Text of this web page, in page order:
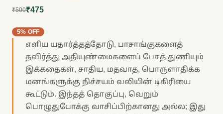
₹500₹475
5% OFF
எளிய யதார்த்தத்தோடு, பாசாங்குகளைத்
தவிர்த்து அதியுண்மைகளைப் பேசத் துணியும்
இக்கதைகள், சாதிய, மதவாத, பொருளாதிக்க
மனங்களுக்கு நிச்சயம் வலியின் டிகிரியை
கூட்டும். இந்தத் தொகுப்பு, வெறும்
பொழுதுபோக்கு வாசிப்பிற்கானது அல்ல; இது